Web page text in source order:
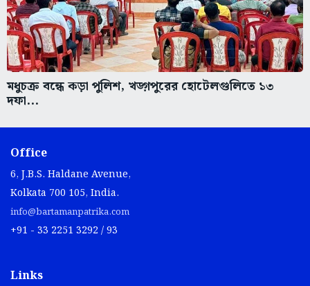
মধুচক্র বন্ধে কড়া পুলিশ, খড়্গপুরের হোটেলগুলিতে ১৩
দফা...
Office
6, J.B.S. Haldane Avenue,
Kolkata 700 105, India.
info@bartamanpatrika.com
+91 - 33 2251 3292 / 93
Links